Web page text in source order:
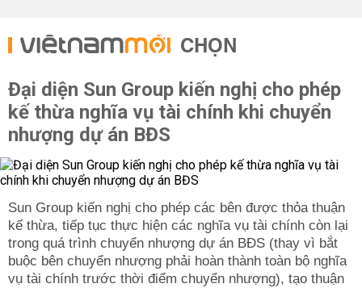
CHỌN
Đại diện Sun Group kiến nghị cho phép
kế thừa nghĩa vụ tài chính khi chuyển
nhượng dự án BĐS
Sun Group kiến nghị cho phép các bên được thỏa thuận
kế thừa, tiếp tục thực hiện các nghĩa vụ tài chính còn lại
trong quá trình chuyển nhượng dự án BĐS (thay vì bắt
buộc bên chuyển nhượng phải hoàn thành toàn bộ nghĩa
vụ tài chính trước thời điểm chuyển nhượng), tạo thuận